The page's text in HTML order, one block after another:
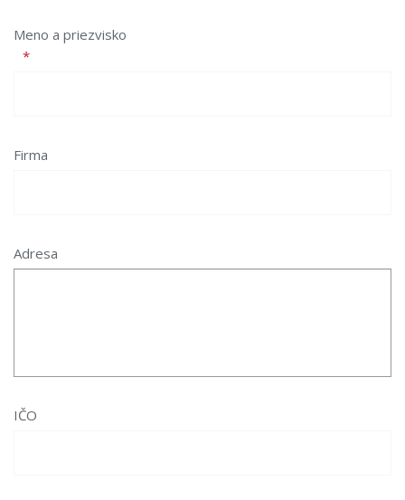
Meno a priezvisko
Firma
Adresa
IČO